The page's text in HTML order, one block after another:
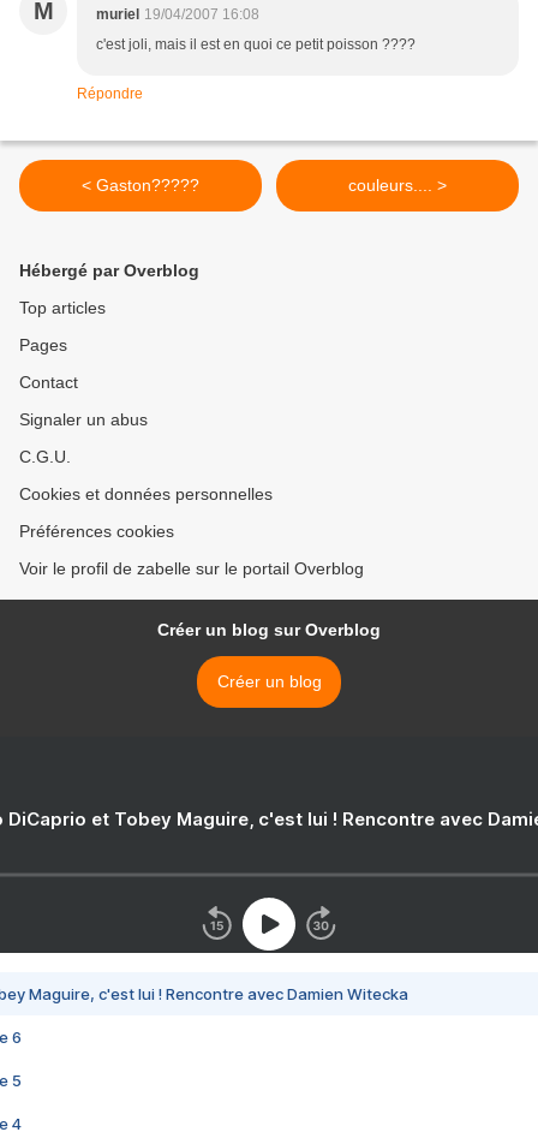
M muriel 19/04/2007 16:08
c'est joli, mais il est en quoi ce petit poisson ????
Répondre
< Gaston????? couleurs.... >
Hébergé par Overblog
Top articles
Pages
Contact
Signaler un abus
C.G.U.
Cookies et données personnelles
Préférences cookies
Voir le profil de zabelle sur le portail Overblog
Créer un blog sur Overblog
Créer un blog
DiCaprio et Tobey Maguire, c'est lui ! Rencontre avec
Maguire, c'est lui ! Rencontre avec Damien Witecka
6
5
4